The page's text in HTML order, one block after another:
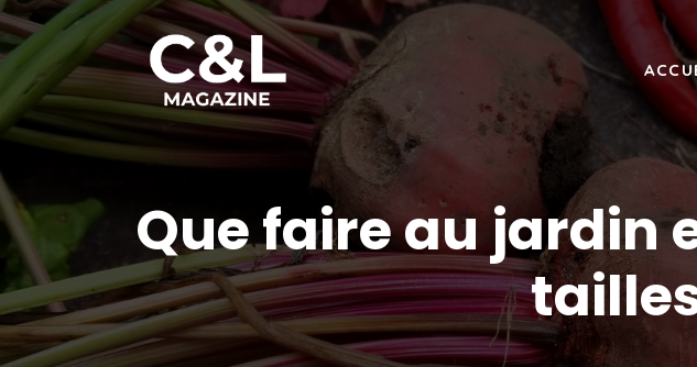
Aller
au
contenu
Que faire au jardin